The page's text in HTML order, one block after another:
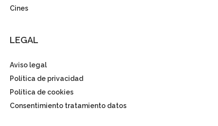
Cines
LEGAL
Aviso legal
Política de privacidad
Política de cookies
Consentimiento tratamiento datos